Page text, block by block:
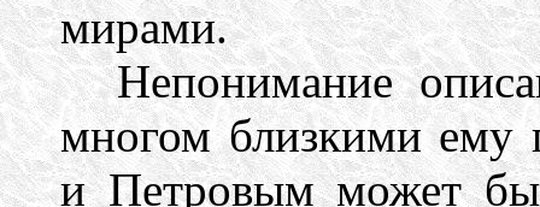
мирами.
Непонимание
многом близкими ему
и Петровым может